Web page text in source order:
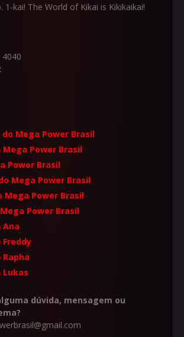
1-kai! The World of Kikai is Kikikaikai!
4040
Mega Power Brasil
Power Brasil
Power Brasil
Mega Power Brasil
Mega Power Brasil
Power Brasil
dúvida, mensagem ou